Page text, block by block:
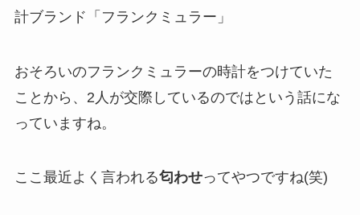
計ブランド「フランクミュラー」
おそろいのフランクミュラーの時計をつけていた
ことから、2人が交際しているのではという話にな
っていますね。
ここ最近よく言われる匂わせってやつですね(笑)